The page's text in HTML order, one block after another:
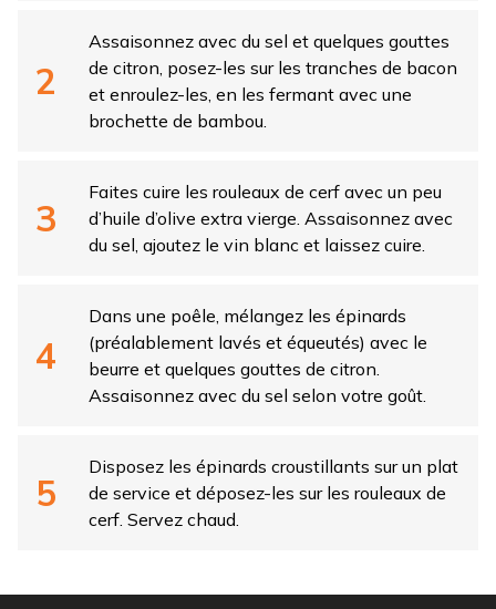
Assaisonnez avec du sel et quelques gouttes
de citron, posez-les sur les tranches de bacon
et enroulez-les, en les fermant avec une
brochette de bambou.
Faites cuire les rouleaux de cerf avec un peu
d’huile d’olive extra vierge. Assaisonnez avec
du sel, ajoutez le vin blanc et laissez cuire.
Dans une poêle, mélangez les épinards
(préalablement lavés et équeutés) avec le
beurre et quelques gouttes de citron.
Assaisonnez avec du sel selon votre goût.
Disposez les épinards croustillants sur un plat
de service et déposez-les sur les rouleaux de
cerf. Servez chaud.